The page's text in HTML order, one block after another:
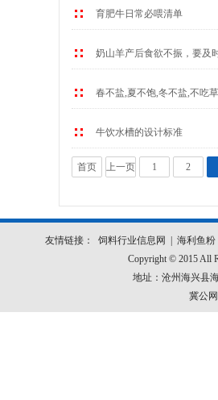
育肥牛日常必喂清单
奶山羊产后食欲不振，要及
春不盐,夏不饱,冬不盐,不吃草
牛饮水槽的设计标准
首页 上一页 1
2
友情链接： 饲料行业信息网
海利鱼粉
Copyright © 2015 All
地址：沧州海兴县
冀公